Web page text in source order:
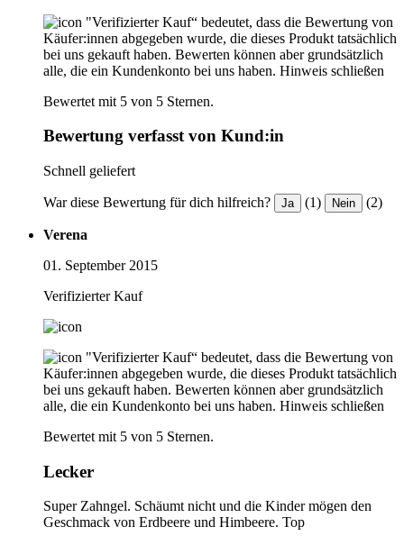
"Verifizierter Kauf“ bedeutet, dass die Bewertung von
Käufer:innen abgegeben wurde, die dieses Produkt tatsächlich
bei uns gekauft haben. Bewerten können aber grundsätzlich
alle, die ein Kundenkonto bei uns haben. Hinweis schließen
Bewertet mit 5 von 5 Sternen.
Bewertung verfasst von Kund:in
Schnell geliefert
War diese Bewertung für dich hilfreich? Ja (1) Nein (2)
Verena
01. September 2015
Verifizierter Kauf
"Verifizierter Kauf“ bedeutet, dass die Bewertung von
Käufer:innen abgegeben wurde, die dieses Produkt tatsächlich
bei uns gekauft haben. Bewerten können aber grundsätzlich
alle, die ein Kundenkonto bei uns haben. Hinweis schließen
Bewertet mit 5 von 5 Sternen.
Lecker
Super Zahngel. Schäumt nicht und die Kinder mögen den
Geschmack von Erdbeere und Himbeere. Top